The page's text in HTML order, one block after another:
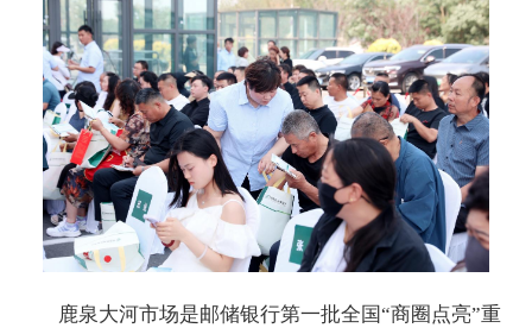
鹿泉大河市场是邮储银行第一批全国“商圈点亮”重